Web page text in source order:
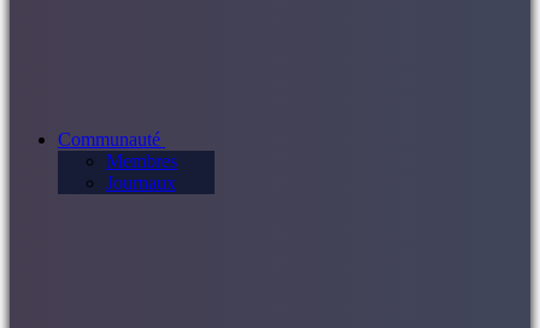
Communauté
Membres
Journaux